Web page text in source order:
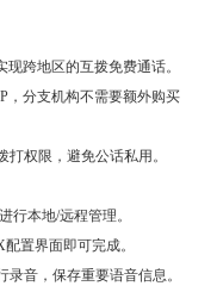
跨地区的互拨免费通话。
分支机构不需要额外购买
权限，避免公话私用。
本地/远程管理。
置界面即可完成。
音，保存重要语音信息。